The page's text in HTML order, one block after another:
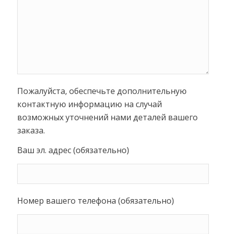
Пожалуйста, обеспечьте дополнительную
контактную информацию на случай
возможных уточнений нами деталей вашего
заказа.
Ваш эл. адрес (обязательно)
Номер вашего телефона (обязательно)